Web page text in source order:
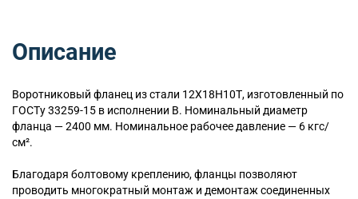
Описание
Воротниковый фланец из стали 12Х18Н10Т, изготовленный по
ГОСТу 33259-15 в исполнении B. Номинальный диаметр
фланца — 2400 мм. Номинальное рабочее давление — 6 кгс/
см².
Благодаря болтовому креплению, фланцы позволяют
проводить многократный монтаж и демонтаж соединенных